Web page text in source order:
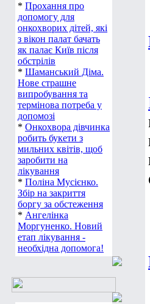
* Прохання про
допомогу для
онкохворих дітей, які
з вікон палат бачать
як палає Київ після
обстрілів
* Шаманський Діма.
Нове страшне
випробування та
термінова потреба у
допомозі
* Онкохвора дівчинка
робить букети з
мильних квітів, щоб
заробити на
лікування
* Поліна Мусієнко.
Збір на закриття
боргу за обстеження
* Ангелінка
Моргуненко. Новий
етап лікування -
необхідна допомога!